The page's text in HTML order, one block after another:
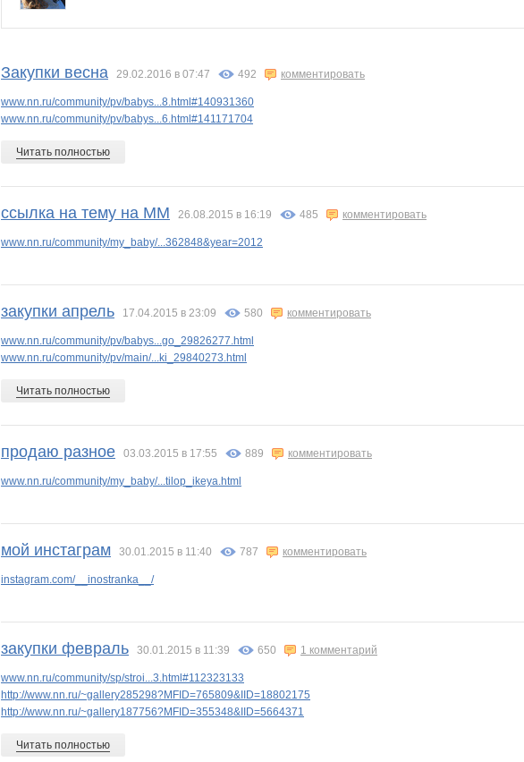
Закупки весна 29.02.2016 в 07:47 492 комментировать
www.nn.ru/community/pv/babys...8.html#140931360
www.nn.ru/community/pv/babys...6.html#141171704
Читать полностью
ссылка на тему на ММ 26.08.2015 в 16:19 485 комментировать
www.nn.ru/community/my_baby/...362848&year=2012
закупки апрель 17.04.2015 в 23:09 580 комментировать
www.nn.ru/community/pv/babys...go_29826277.html
www.nn.ru/community/pv/main/...ki_29840273.html
Читать полностью
продаю разное 03.03.2015 в 17:55 889 комментировать
www.nn.ru/community/my_baby/...tilop_ikeya.html
мой инстаграм 30.01.2015 в 11:40 787 комментировать
instagram.com/__inostranka__/
закупки февраль 30.01.2015 в 11:39 650 1 комментарий
www.nn.ru/community/sp/stroi...3.html#112323133
http://www.nn.ru/~gallery285298?MFID=765809&IID=18802175
http://www.nn.ru/~gallery187756?MFID=355348&IID=5664371
Читать полностью